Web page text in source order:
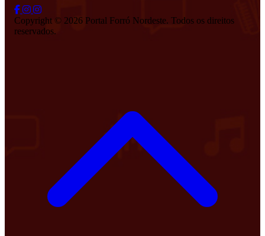
Copyright © 2026 Portal Forró Nordeste. Todos os direitos
reservados.